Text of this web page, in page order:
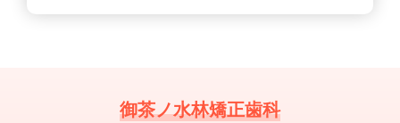
御茶ノ水林矯正歯科